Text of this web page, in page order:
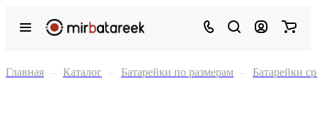
Главная – Каталог – Батарейки по размерам – Батарейки